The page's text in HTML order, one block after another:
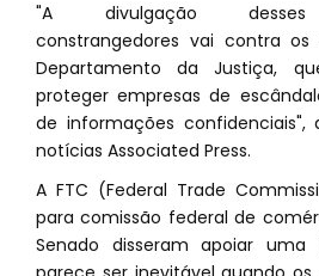
"A divulgação desses
constrangedores vai contra
Departamento da Justiça,
proteger empresas de
de informações
notícias Associated Press.
A FTC (Federal Trade
para comissão federal de
Senado disseram apoiar